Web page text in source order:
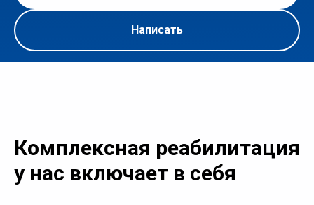
Написать
Комплексная реабилитация
у нас включает в себя